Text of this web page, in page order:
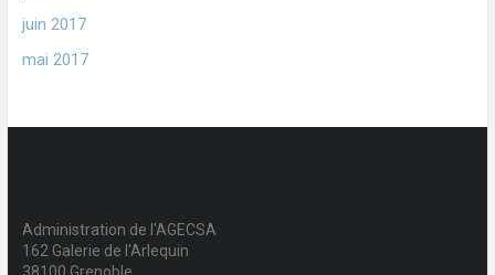
juin 2017
mai 2017
Administration de l'AGECSA
162 Galerie de l'Arlequin
38100 Grenoble